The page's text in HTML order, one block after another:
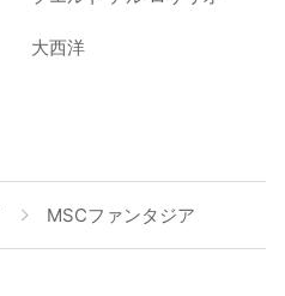
大西洋
MSCファンタジア